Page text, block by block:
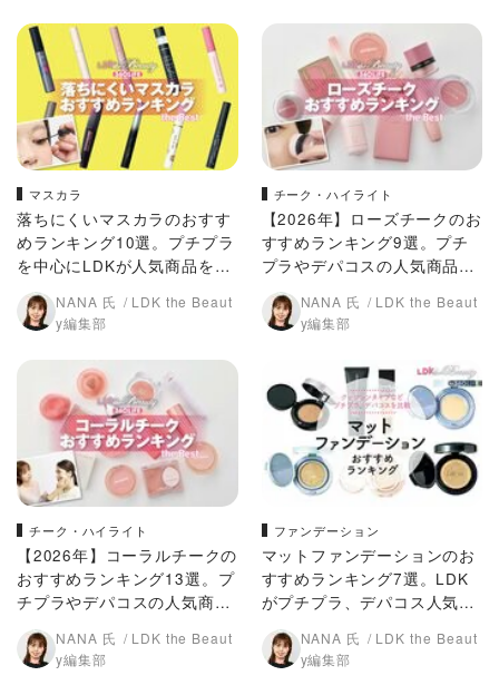
マスカラ
落ちにくいマスカラのおすす
めランキング10選。プチプラ
を中心にLDKが人気商品を比
較
NANA 氏
LDK the Beaut
y編集部
チーク・ハイライト
【2026年】ローズチークのお
すすめランキング9選。プチ
プラやデパコスの人気商品を
LDKが比較
NANA 氏
LDK the Beaut
y編集部
チーク・ハイライト
【2026年】コーラルチークの
おすすめランキング13選。プ
チプラやデパコスの人気商品
をLDKが比較
NANA 氏
LDK the Beaut
y編集部
ファンデーション
マットファンデーションのお
すすめランキング7選。LDK
がプチプラ、デパコス人気商
品を比較
NANA 氏
LDK the Beaut
y編集部